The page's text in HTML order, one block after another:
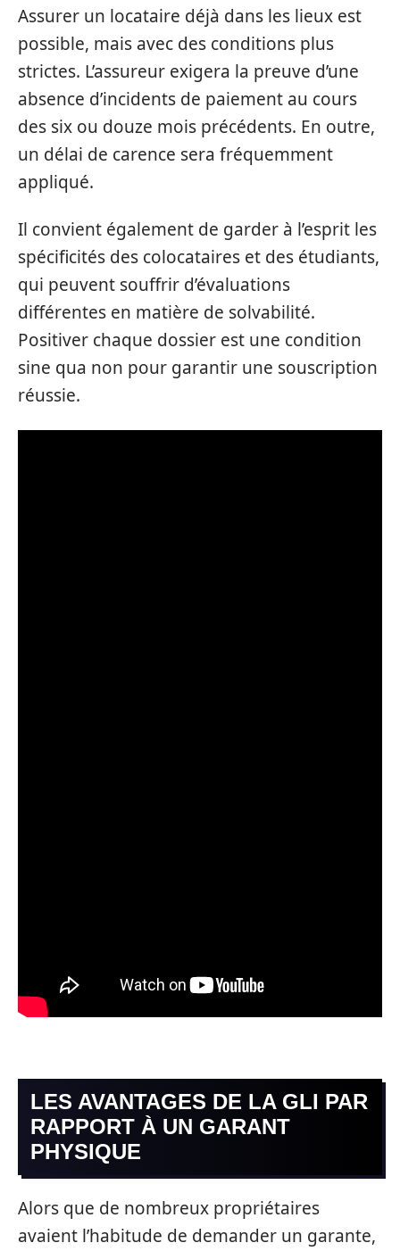
Assurer un locataire déjà dans les lieux est
possible, mais avec des conditions plus
strictes. L’assureur exigera la preuve d’une
absence d’incidents de paiement au cours
des six ou douze mois précédents. En outre,
un délai de carence sera fréquemment
appliqué.
Il convient également de garder à l’esprit les
spécificités des colocataires et des étudiants,
qui peuvent souffrir d’évaluations
différentes en matière de solvabilité.
Positiver chaque dossier est une condition
sine qua non pour garantir une souscription
réussie.
LES AVANTAGES DE LA GLI PAR
RAPPORT À UN GARANT
PHYSIQUE
Alors que de nombreux propriétaires
avaient l’habitude de demander un garante,